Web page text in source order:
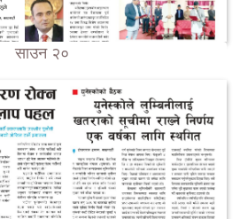
साउन २०